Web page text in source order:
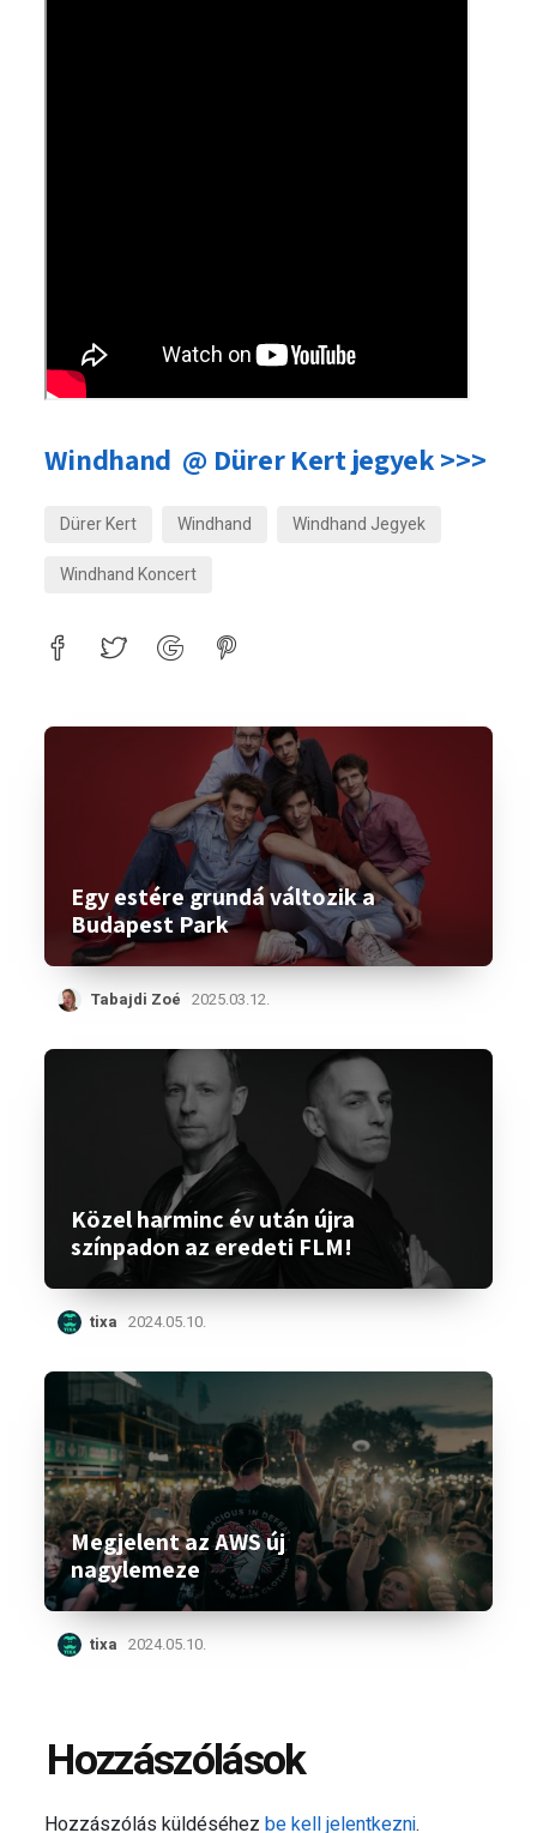
Windhand @ Dürer Kert jegyek >>>
Dürer Kert Windhand
Windhand Jegyek
Windhand Koncert
Egy estére grundá változik a
Budapest Park
Tabajdi Zoé 2025.03.12.
Közel harminc év után újra
színpadon az eredeti FLM!
tixa 2024.05.10.
Megjelent az AWS új
nagylemeze
tixa 2024.05.10.
Hozzászólások
Hozzászólás küldéséhezbe kell jelentkezni.